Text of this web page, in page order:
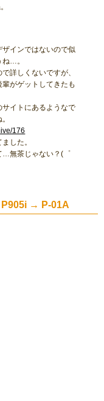
インではないので似
ね…。
詳しくないですが、
がゲットしてきたも
イトにあるようなで
176
した。
…無茶じゃない？(゜
→ P-01A